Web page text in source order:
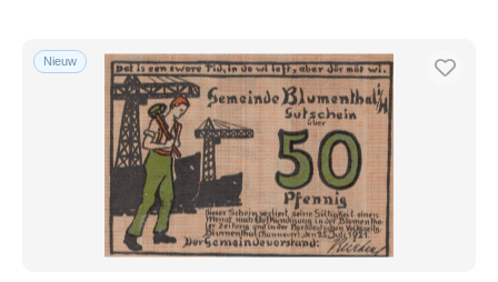
Nieuw